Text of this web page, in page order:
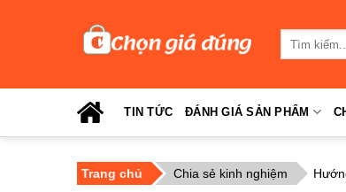
TIN TỨC ĐÁNH GIÁ SẢN PHẨM
Trang chủ Chia sẻ kinh nghiệm